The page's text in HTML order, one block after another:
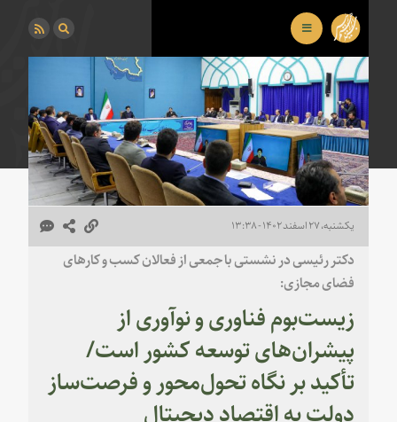
یکشنبه، ۲۷ اسفند ۱۴۰۲ - ۱۳:۳۸
دکتر رئیسی در نشستی با جمعی از فعالان کسب و کارهای
فضای مجازی:
زیست‌بوم فناوری و نوآوری از
پیشران‌های توسعه کشور است/
تأکید بر نگاه تحول‌محور و فرصت‌ساز
دولت به اقتصاد دیجیتال